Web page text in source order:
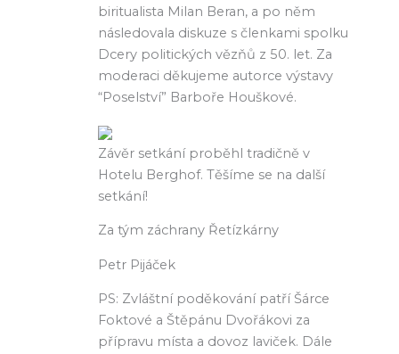
biritualista Milan Beran, a po něm
následovala diskuze s členkami spolku
Dcery politických vězňů z 50. let. Za
moderaci děkujeme autorce výstavy
“Poselství” Barboře Houškové.
Závěr setkání proběhl tradičně v
Hotelu Berghof. Těšíme se na další
setkání!
Za tým záchrany Řetízkárny
Petr Pijáček
PS: Zvláštní poděkování patří Šárce
Foktové a Štěpánu Dvořákovi za
přípravu místa a dovoz laviček. Dále